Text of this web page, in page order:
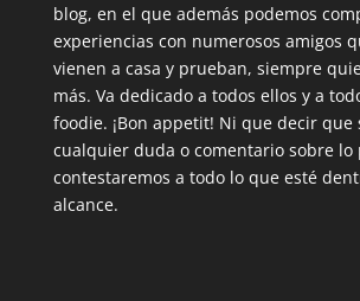
blog, en el que además podemos
experiencias con numerosos amigos
vienen a casa y prueban, siempre
más. Va dedicado a todos ellos y a
foodie. ¡Bon appetit! Ni que decir que
cualquier duda o comentario sobre lo
contestaremos a todo lo que esté
alcance.